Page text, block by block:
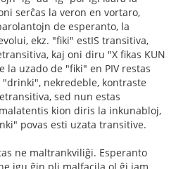
serĉas la veron en vortaro,
de esperanto, la
ekz. "fiki" estIS transitiva,
kaj oni diru "X fikas KUN
la uzado de "fiki" en PIV restas
nekredeble, kontraste
sed nun estas
kion diris la inkunabloj,
povas esti uzata transitive.
ne maltrankviliĝi. Esperanto
igu ĝin pli malfacila ol ĝi jam